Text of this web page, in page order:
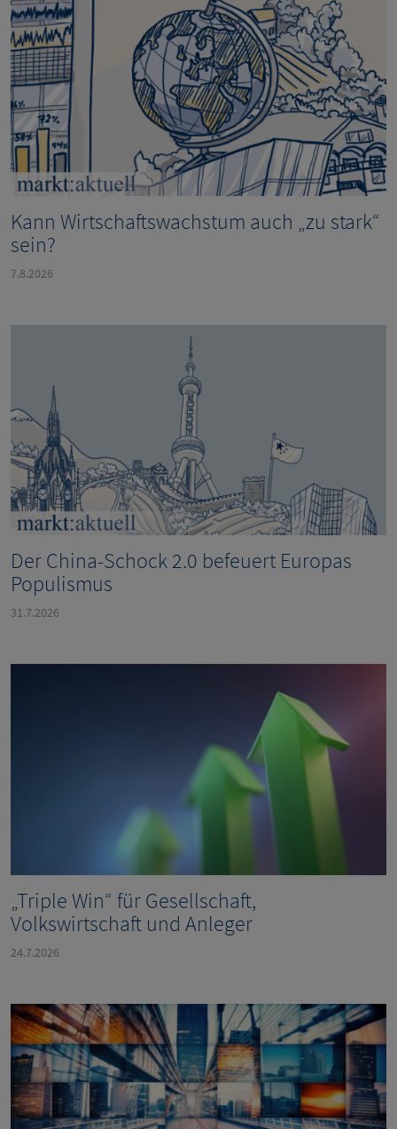
Kann Wirtschaftswachstum auch „zu stark“
sein?
7.8.2026
Der China-Schock 2.0 befeuert Europas
Populismus
31.7.2026
„Triple Win“ für Gesellschaft,
Volkswirtschaft und Anleger
24.7.2026